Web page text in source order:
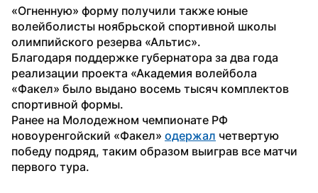
«Огненную» форму получили также юные
волейболисты ноябрьской спортивной школы
олимпийского резерва «Альтис».
Благодаря поддержке губернатора за два года
реализации проекта «Академия волейбола
«Факел» было выдано восемь тысяч комплектов
спортивной формы.
Ранее на Молодежном чемпионате РФ
новоуренгойский «Факел» одержал четвертую
победу подряд, таким образом выиграв все матчи
первого тура.